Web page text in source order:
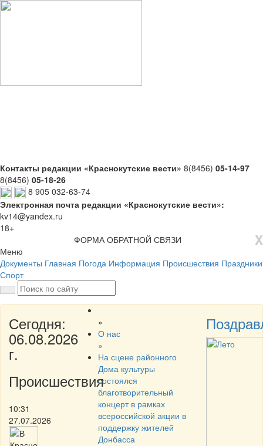
Контакты редакции «Краснокутские вести» 8(8456) 05-14-97
8(8456) 05-18-26
8 905 032-63-74
Электронная почта редакции «Краснокутские вести»:
kv14@yandex.ru
18+
X
ФОРМА ОБРАТНОЙ СВЯЗИ
Меню
Документы Главная Погода Информация Происшествия Праздники
Спорт
Сегодня:
06.08.2026
г.
Происшествия
10:31
27.07.2026
»
О нас
»
На сцене районного
Дома культуры
состоялся
благотворительный
концерт в рамках
всероссийской акции в
поддержку жителей
Донбасса